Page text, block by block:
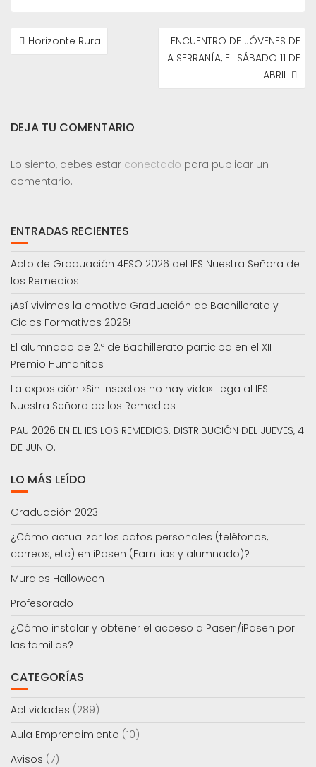
NAVEGACIÓN
DEHorizonte Rural
ENCUENTRO DE JÓVENES DE
LA SERRANÍA, EL SÁBADO 11 DE
ABRIL
DEJA TU COMENTARIO
Lo siento, debes estar conectado para publicar un
comentario.
ENTRADAS RECIENTES
Acto de Graduación 4ESO 2026 del IES Nuestra Señora de
los Remedios
¡Así vivimos la emotiva Graduación de Bachillerato y
Ciclos Formativos 2026!
El alumnado de 2.º de Bachillerato participa en el XII
Premio Humanitas
La exposición «Sin insectos no hay vida» llega al IES
Nuestra Señora de los Remedios
PAU 2026 EN EL IES LOS REMEDIOS. DISTRIBUCIÓN DEL JUEVES, 4
DE JUNIO.
LO MÁS LEÍDO
Graduación 2023
¿Cómo actualizar los datos personales (teléfonos,
correos, etc) en iPasen (Familias y alumnado)?
Murales Halloween
Profesorado
¿Cómo instalar y obtener el acceso a Pasen/iPasen por
las familias?
CATEGORÍAS
Actividades (289)
Aula Emprendimiento (10)
Avisos (7)